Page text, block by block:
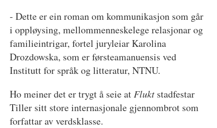
- Dette er ein roman om kommunikasjon som går
i oppløysing, mellommenneskelege relasjonar og
familieintrigar, fortel juryleiar Karolina
Drozdowska, som er førsteamanuensis ved
Institutt for språk og litteratur, NTNU.
Ho meiner det er trygt å seie atFluktstadfestar
Tiller sitt store internasjonale gjennombrot som
forfattar av verdsklasse.